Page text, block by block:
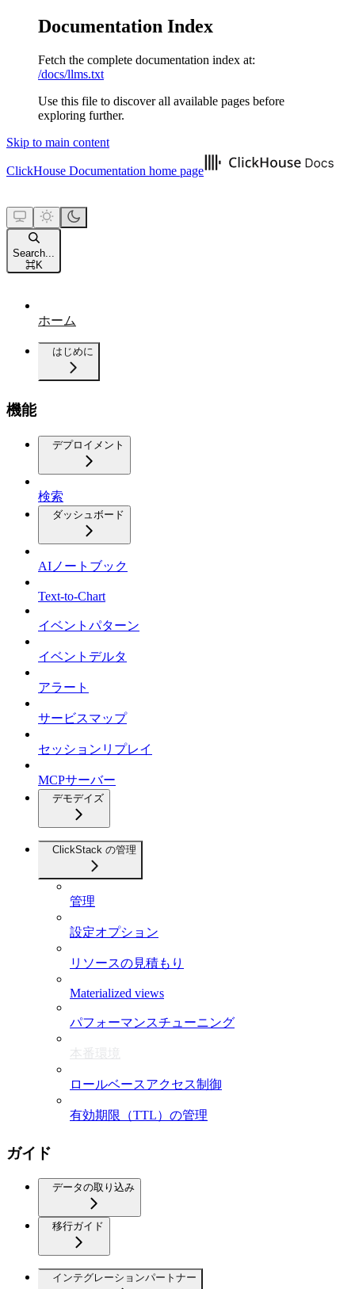
Documentation Index
Fetch the complete documentation index at:
/docs/llms.txt
Use this file to discover all available pages before
exploring further.
Skip to main content
ClickHouse Documentation home page
Search...
⌘K
ホーム
はじめに
機能
デプロイメント
検索
ダッシュボード
AIノートブック
Text-to-Chart
イベントパターン
イベントデルタ
アラート
サービスマップ
セッションリプレイ
MCPサーバー
デモデイズ
ClickStack の管理
管理
設定オプション
リソースの見積もり
Materialized views
パフォーマンスチューニング
本番環境
ロールベースアクセス制御
有効期限（TTL）の管理
ガイド
データの取り込み
移行ガイド
インテグレーションパートナー